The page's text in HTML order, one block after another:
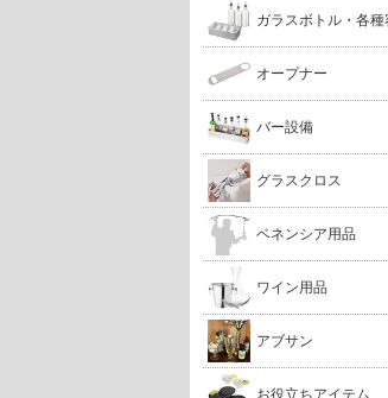
ガラスボトル・各種
オープナー
バー設備
グラスクロス
ベネンシア用品
ワイン用品
アブサン
お役立ちアイテム